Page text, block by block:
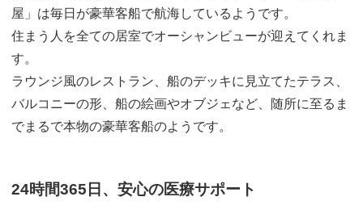
屋」は毎日が豪華客船で航海しているようです。
住まう人を全ての居室でオーシャンビューが迎えてくれま
す。
ラウンジ風のレストラン、船のデッキに見立てたテラス、
バルコニーの形、船の絵画やオブジェなど、随所に至るま
でまるで本物の豪華客船のようです。
24時間365日、安心の医療サポート